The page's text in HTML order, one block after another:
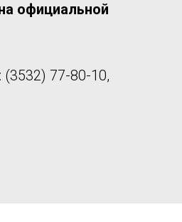
официальной
77-80-10,